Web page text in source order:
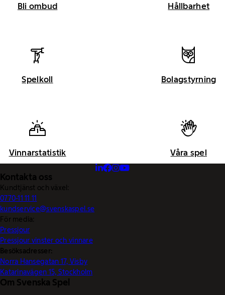
Bli ombud Hållbarhet
Spelkoll Bolagstyrning
Vinnarstatistik Våra spel
Kontakta oss
Kundtjänst och växel:
0770-11 11 11
kundservice@svenskaspel.se
För media:
Pressjour
Pressjour vinster och vinnare
Besöksadresser:
Norra Hansegatan 17, Visby
Katarinavägen 15, Stockholm
Om Svenska Spel